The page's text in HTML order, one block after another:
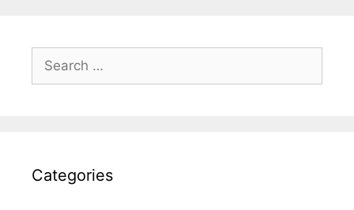
Search
for:
Categories